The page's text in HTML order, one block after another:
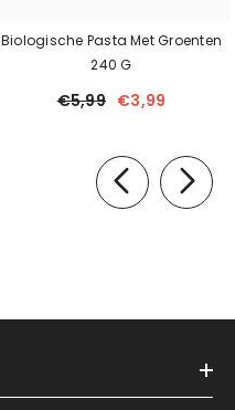
Biologische Pasta Met Groenten
240 G
€5,99 €3,99